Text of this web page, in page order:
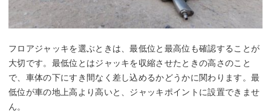
フロアジャッキを選ぶときは、最低位と最高位も確認することが
大切です。最低位とはジャッキを収縮させたときの高さのこと
で、車体の下にすき間なく差し込めるかどうかに関わります。最
低位が車の地上高より高いと、ジャッキポイントに設置できませ
ん。